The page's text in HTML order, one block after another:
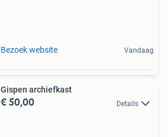
Bezoek website Vandaag
Gispen archiefkast
€ 50,00 Details